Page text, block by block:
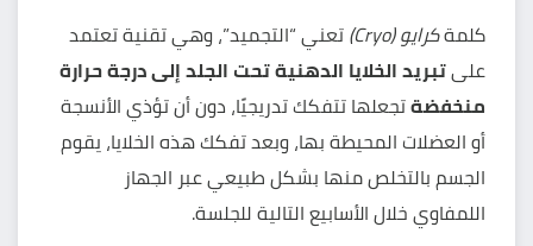
كلمةكرايو (Cryo)
تعني “التجميد”، وهي تقنية تعتمد
علىتبريد الخلايا الدهنية تحت الجلد إلى درجة حرارة
منخفضةتجعلها تتفكك تدريجيًا، دون أن تؤذي الأنسجة
أو العضلات المحيطة بها، وبعد تفكك هذه الخلايا، يقوم
الجسم بالتخلص منها بشكل طبيعي عبر الجهاز
اللمفاوي خلال الأسابيع التالية للجلسة.